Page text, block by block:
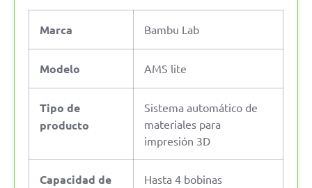
Marca Bambu Lab
Modelo AMS lite
Tipo de
producto
Sistema automático de
materiales para
impresión 3D
Capacidad de
Hasta 4 bobinas